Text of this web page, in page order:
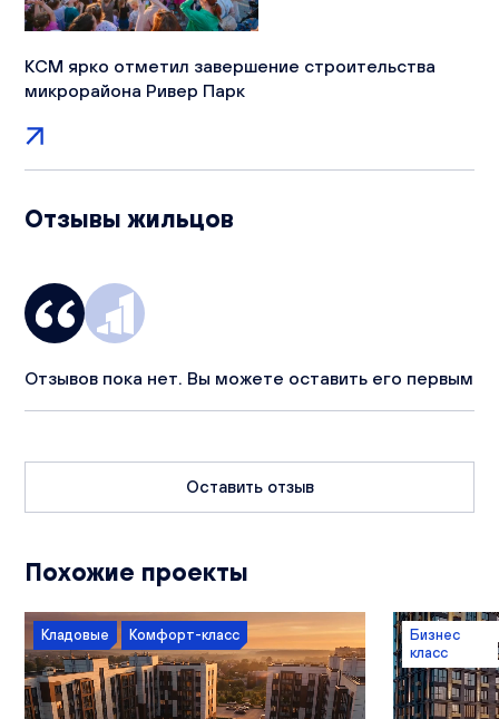
КСМ ярко отметил завершение строительства
микрорайона Ривер Парк
Отзывы жильцов
Оставить отзыв
Отзывов пока нет. Вы можете оставить его первым
Похожие проекты
Кладовые Комфорт-класс
Бизнес
класс